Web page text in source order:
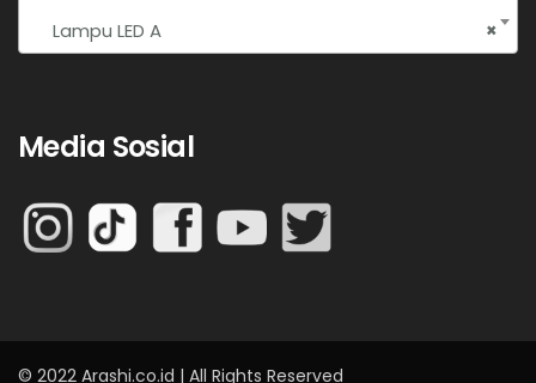
×
Lampu LED A
Media Sosial
© 2022 Arashi.co.id | All Rights Reserved